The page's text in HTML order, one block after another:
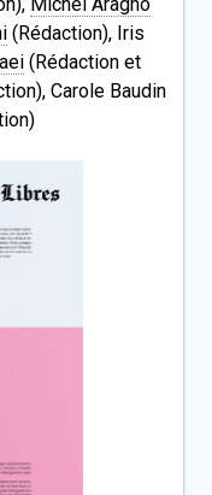
(Rédaction), Iris
(Rédaction et
Carole Baudin